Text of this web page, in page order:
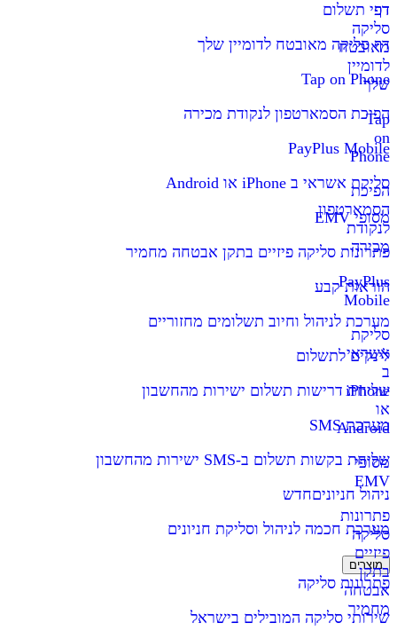
דף
סליקה
מאובטח
לדומיין
שלך
Tap
on
Phone
הפיכת
הסמארטפון
לנקודת
מכירה
PayPlus
Mobile
סליקת
אשראי
ב
iPhone
או
Android
מסופי
EMV
פתרונות
סליקה
פיזיים
בתקן
אבטחה
מחמיר
דפי תשלום
דף סליקה מאובטח לדומיין שלך
Tap on Phone
הפיכת הסמארטפון לנקודת מכירה
PayPlus Mobile
סליקת אשראי ב iPhone או Android
מסופי EMV
פתרונות סליקה פיזיים בתקן אבטחה מחמיר
הוראות קבע
מערכת לניהול וחיוב תשלומים מחזוריים
לינקים לתשלום
שליחת דרישות תשלום ישירות מהחשבון
מערכת SMS
שליחת בקשות תשלום ב-SMS ישירות מהחשבון
ניהול חניוניםחדש
מערכת חכמה לניהול וסליקת חניונים
מוצרים
פתרונות סליקה
שירותי סליקה המובילים בישראל